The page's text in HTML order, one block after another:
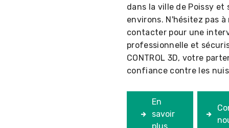
dans la ville de Poissy et
environs. N'hésitez pas à
contacter pour une
professionnelle et
CONTROL 3D, votre
confiance contre les
En
savoir